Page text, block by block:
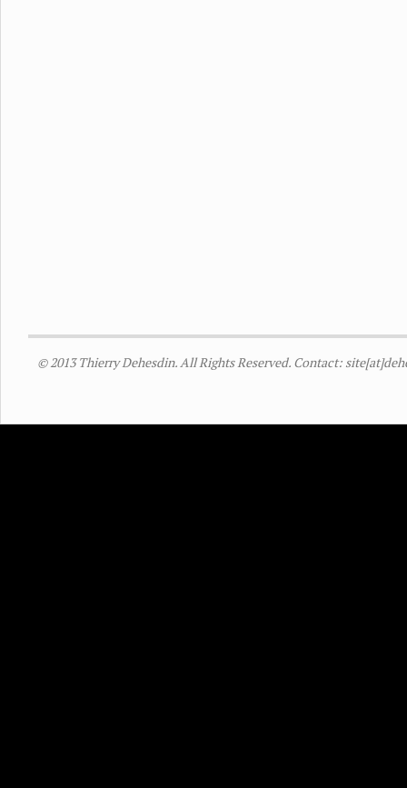
© 2013 Thierry Dehesdin. All Rights Reserved. Contact: